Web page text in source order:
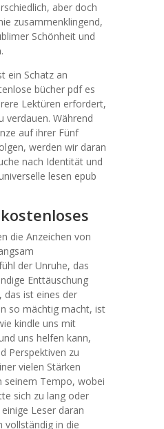
aber doch
zusammenklingend,
Schönheit und
ein Schatz an
bücher pdf es
Lektüren erfordert,
verdauen. Während
auf ihrer Fünf
werden wir daran
nach Identität und
lesen epub
die Anzeichen von
der Unruhe, das
Enttäuschung
das ist eines der
so mächtig macht, ist
kindle uns mit
uns helfen kann,
Perspektiven zu
vielen Stärken
seinem Tempo, wobei
sich zu lang oder
Leser daran
vollständig in die